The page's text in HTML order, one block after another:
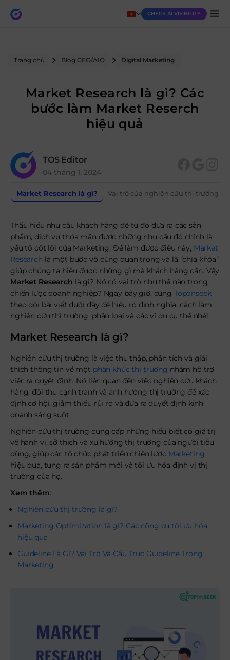
CHECK AI VISIBILITY
Trang chủ Blog GEO/AIO Digital Marketing
Market Research là gì? Các
bước làm Market Reserch
hiệu quả
TOS Editor
04 tháng 1, 2024
Market Research là gì? Vai trò của nghiên cứu thị trường
Thấu hiểu nhu cầu khách hàng để từ đó đưa ra các sản
phẩm, dịch vụ thỏa mãn được những nhu cầu đó chính là
yếu tố cốt lõi của Marketing. Để làm được điều này, Market
Research là một bước vô cùng quan trọng và là “chìa khóa”
giúp chúng ta hiểu được những gì mà khách hàng cần. Vậy
Market Research là gì? Nó có vai trò như thế nào trong
chiến lược doanh nghiệp? Ngay bây giờ, cùng Toponseek
theo dõi bài viết dưới đây để hiểu rõ định nghĩa, cách làm
nghiên cứu thị trường, phân loại và các ví dụ cụ thể nhé!
Market Research là gì?
Nghiên cứu thị trường là việc thu thập, phân tích và giải
thích thông tin về một phân khúc thị trường nhằm hỗ trợ
việc ra quyết định. Nó liên quan đến việc nghiên cứu khách
hàng, đối thủ cạnh tranh và ảnh hưởng thị trường để xác
định cơ hội, giảm thiểu rủi ro và đưa ra quyết định kinh
doanh sáng suốt.
Nghiên cứu thị trường cung cấp những hiểu biết có giá trị
về hành vi, sở thích và xu hướng thị trường của người tiêu
dùng, giúp các tổ chức phát triển chiến lược Marketing
hiệu quả, tung ra sản phẩm mới và tối ưu hóa định vị thị
trường của họ.
Xem thêm:
Nghiên cứu thị trường là gì?
Marketing Optimization là gì? Các công cụ tối ưu hóa
hiệu quả
Guideline Là Gì? Vai Trò Và Cấu Trúc Guideline Trong
Marketing